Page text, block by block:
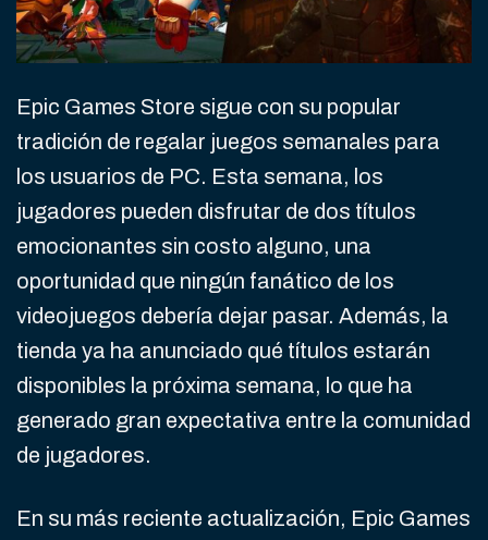
Epic Games Store sigue con su popular
tradición de regalar juegos semanales para
los usuarios de PC. Esta semana, los
jugadores pueden disfrutar de dos títulos
emocionantes sin costo alguno, una
oportunidad que ningún fanático de los
videojuegos debería dejar pasar. Además, la
tienda ya ha anunciado qué títulos estarán
disponibles la próxima semana, lo que ha
generado gran expectativa entre la comunidad
de jugadores.
En su más reciente actualización, Epic Games